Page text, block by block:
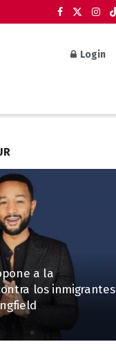
Login
a la
los inmigrantes